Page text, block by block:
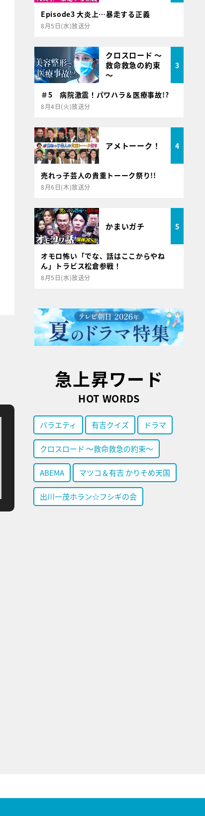
Episode3 大炎上…暴走する正義
8月5日(水)放送分
クロスロード ～
救命救急の約束
～
3
＃5 病院激震！パワハラ＆医療事故!?
8月4日(火)放送分
アメトーーク！ 4
売れっ子芸人の貴重トーーク祭り!!
8月6日(木)放送分
かまいガチ 5
オモロ怖い「でな、話はここからやね
ん」トラビス松倉参戦！
8月5日(水)放送分
急上昇ワード
HOT WORDS
バラエティ 有吉クイズ ドラマ
クロスロード ～救命救急の約束～
ABEMA マツコ＆有吉 かりそめ天国
出川一茂ホラン☆フシギの会